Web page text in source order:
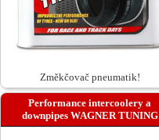
Změkčovač pneumatik!
Performance intercoolery a
downpipes WAGNER TUNING